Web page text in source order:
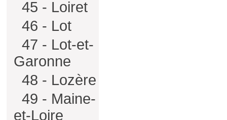
45 - Loiret
46 - Lot
47 - Lot-et-
Garonne
48 - Lozère
49 - Maine-
et-Loire